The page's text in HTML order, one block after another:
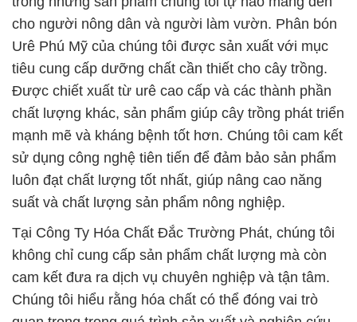
suất và chất lượng sản phẩm nông nghiệp.
Tại Công Ty Hóa Chất Đắc Trường Phát, chúng tôi
không chỉ cung cấp sản phẩm chất lượng mà còn
cam kết đưa ra dịch vụ chuyên nghiệp và tận tâm.
Chúng tôi hiểu rằng hóa chất có thể đóng vai trò
quan trọng trong quá trình sản xuất và nghiên cứu
của bạn. Vì vậy, chúng tôi sẵn sàng hỗ trợ bạn trong
việc tối ưu hóa quá trình làm việc của mình. Đội ngũ
nhân viên của chúng tôi sẽ luôn sẵn sàng lắng nghe
và đáp ứng mọi nhu cầu của bạn với sự nhiệt tình
và chuyên nghiệp.
Hãy để Công Ty Hóa Chất Đắc Trường Phát trở
thành đối tác của bạn trong việc cung cấp các sản
phẩm hóa chất chất lượng cao và dịch vụ tận tâm.